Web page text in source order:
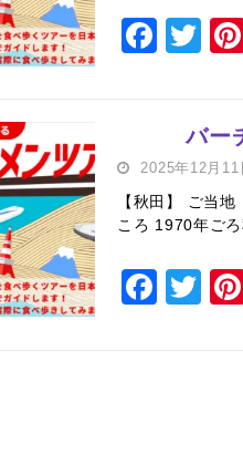
F
b
o
k
T
te
r
バー
2025年12月11
【秋田】 ご当
ころ 1970年ご
F
T